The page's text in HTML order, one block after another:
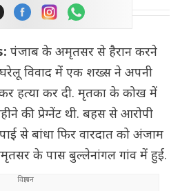
पंजाब के अमृतसर से हैरान करने
विवाद में एक शख्स ने अपनी
हत्या कर दी. मृतका के कोख में
की प्रेग्नेंट थी. बहस से आरोपी
से बांधा फिर वारदात को अंजाम
के पास बुल्लेनांगल गांव में हुई.